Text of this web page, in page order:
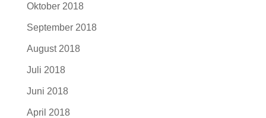
Oktober 2018
September 2018
August 2018
Juli 2018
Juni 2018
April 2018